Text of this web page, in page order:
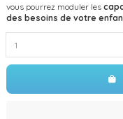
vous pourrez moduler les
des besoins de votre